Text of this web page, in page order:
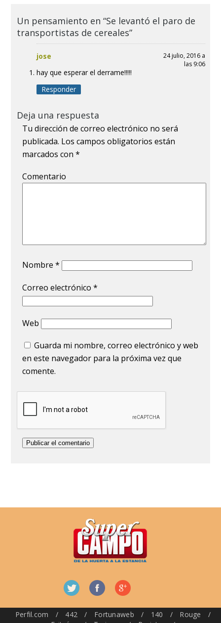
Un pensamiento en “Se levantó el paro de
transportistas de cereales”
jose
24 julio, 2016 a
las 9:06
hay que esperar el derrame!!!!!
Responder
Deja una respuesta
Tu dirección de correo electrónico no será
publicada. Los campos obligatorios están
marcados con*
Comentario
Nombre*
Correo electrónico*
Web
Guarda mi nombre, correo electrónico y web
en este navegador para la próxima vez que
comente.
Perfil.com / 442 / Fortunaweb / 140 / Rouge
/